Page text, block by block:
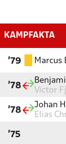
KAMPFAKTA
'79 Marcus
'78
Victor
'78
Johan
Elias
'75